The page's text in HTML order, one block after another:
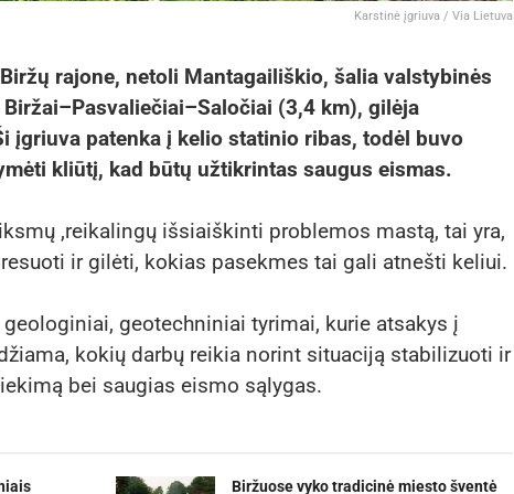
Karstinė įgriuva / Via Lietuva
rajone, netoli Mantagailiškio, šalia valstybinės
(3,4 km), gilėja
patenka į kelio statinio ribas, todėl buvo
kliūtį, kad būtų užtikrintas saugus eismas.
,reikalingų išsiaiškinti problemos mastą, tai yra,
ir gilėti, kokias pasekmes tai gali atnešti keliui.
geotechniniai tyrimai, kurie atsakys į
kokių darbų reikia norint situaciją stabilizuoti ir
bei saugias eismo sąlygas.
Biržuose vyko tradicinė miesto šventė